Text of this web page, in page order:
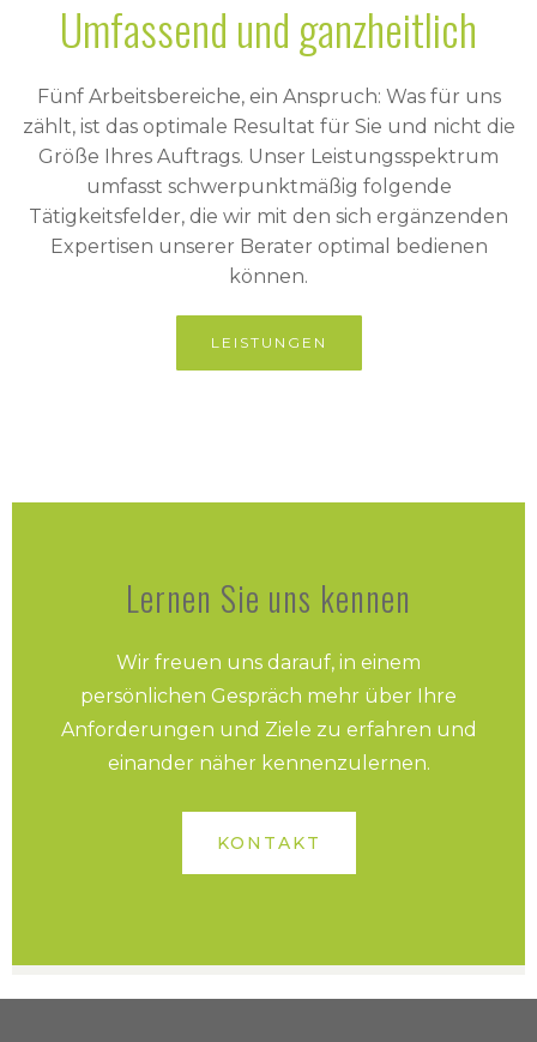
Umfassend und ganzheitlich
Fünf Arbeitsbereiche, ein Anspruch: Was für uns
zählt, ist das optimale Resultat für Sie und nicht die
Größe Ihres Auftrags. Unser Leistungsspektrum
umfasst schwerpunktmäßig folgende
Tätigkeitsfelder, die wir mit den sich ergänzenden
Expertisen unserer Berater optimal bedienen
können.
LEISTUNGEN
Lernen Sie uns kennen
Wir freuen uns darauf, in einem
persönlichen Gespräch mehr über Ihre
Anforderungen und Ziele zu erfahren und
einander näher kennenzulernen.
KONTAKT